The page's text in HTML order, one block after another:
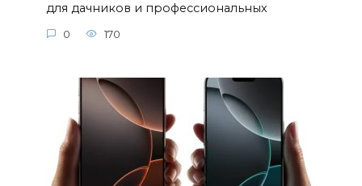
для дачников и профессиональных
0 170